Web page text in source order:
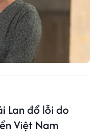
Lan đổ lỗi do
Việt Nam